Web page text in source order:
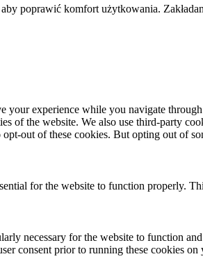
poprawić komfort użytkowania.
your experience while you navigate
of the website. We also use third-party
out of these cookies. But opting out of
for the website to function properly.
necessary for the website to function
consent prior to running these cookies on